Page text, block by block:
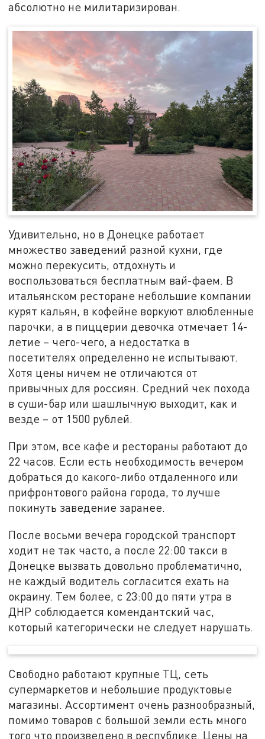
абсолютно не милитаризирован.
Удивительно, но в Донецке работает
множество заведений разной кухни, где
можно перекусить, отдохнуть и
воспользоваться бесплатным вай-фаем. В
итальянском ресторане небольшие компании
курят кальян, в кофейне воркуют влюбленные
парочки, а в пиццерии девочка отмечает 14-
летие – чего-чего, а недостатка в
посетителях определенно не испытывают.
Хотя цены ничем не отличаются от
привычных для россиян. Средний чек похода
в суши-бар или шашлычную выходит, как и
везде – от 1500 рублей.
При этом, все кафе и рестораны работают до
22 часов. Если есть необходимость вечером
добраться до какого-либо отдаленного или
прифронтового района города, то лучше
покинуть заведение заранее.
После восьми вечера городской транспорт
ходит не так часто, а после 22:00 такси в
Донецке вызвать довольно проблематично,
не каждый водитель согласится ехать на
окраину. Тем более, с 23:00 до пяти утра в
ДНР соблюдается комендантский час,
который категорически не следует нарушать.
Свободно работают крупные ТЦ, сеть
супермаркетов и небольшие продуктовые
магазины. Ассортимент очень разнообразный,
помимо товаров с большой земли есть много
того что произведено в республике. Цены на